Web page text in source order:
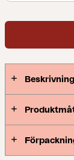
Beskrivning